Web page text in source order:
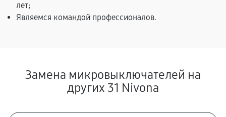
лет;
Являемся командой профессионалов.
Замена микровыключателей на
других 31 Nivona